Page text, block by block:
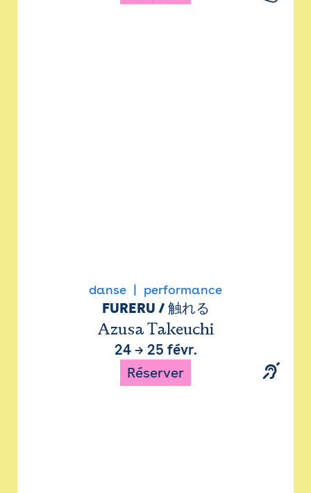
danse performance
FURERU / 触れる
Azusa Takeuchi
24→ 25 févr.
Réserver